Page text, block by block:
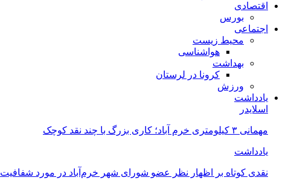
اقتصادی
بورس
اجتماعی
محیط زیست
هواشناسی
بهداشت
کرونا در لرستان
ورزش
یادداشت
اسلایدر
مهمانی ۳ کیلومتری خرم آباد؛ کاری بزرگ با چند نقد کوچک
یادداشت
نقدی کوتاه بر اظهار نظر عضو شورای شهر خرم‌آباد در مورد شفافیت